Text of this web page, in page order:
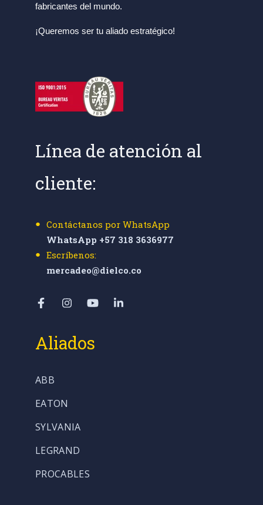
fabricantes del mundo.
¡Queremos ser tu aliado estratégico!
Línea de atención al
cliente:
Contáctanos por WhatsApp
WhatsApp +57 318 3636977
Escríbenos:
mercadeo@dielco.co
Aliados
ABB
EATON
SYLVANIA
LEGRAND
PROCABLES